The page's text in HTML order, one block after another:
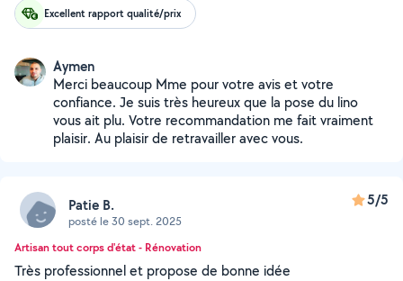
Excellent rapport qualité/prix
Aymen
Merci beaucoup Mme pour votre avis et votre
confiance. Je suis très heureux que la pose du lino
vous ait plu. Votre recommandation me fait vraiment
plaisir. Au plaisir de retravailler avec vous.
Patie B.
posté le 30 sept. 2025
5/5
Artisan tout corps d'état - Rénovation
Très professionnel et propose de bonne idée